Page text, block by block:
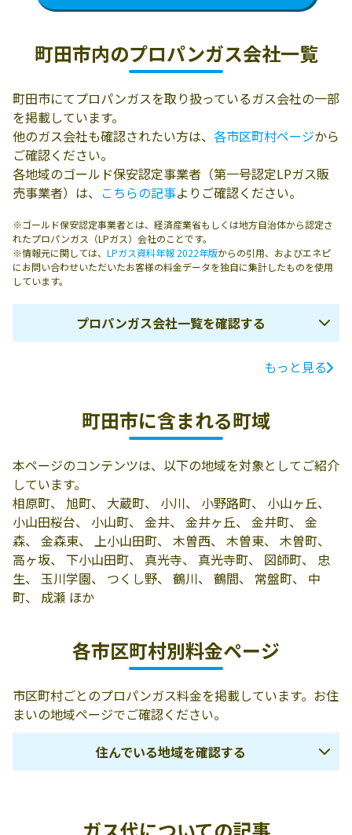
町田市内のプロパンガス会社一覧
町田市にてプロパンガスを取り扱っているガス会社の一部
を掲載しています。
他のガス会社も確認されたい方は、 各市区町村ページから
ご確認ください。
各地域のゴールド保安認定事業者（第一号認定LPガス販
売事業者）は、 こちらの記事よりご確認ください。
※ゴールド保安認定事業者とは、経済産業省もしくは地方自治体から認定さ
れたプロパンガス（LPガス）会社のことです。
※情報元に関しては、 LPガス資料年報 2022年版からの引用、およびエネピ
にお問い合わせいただいたお客様の料金データを独自に集計したものを使用
しています。
プロパンガス会社一覧を確認する
電話番号
森野4丁目14-24
社
金森2丁目12-13
町田ガス株式会
社
194-0035 町田市
忠生4-9-1
042-791-1411
首都圏瓦斯／町
田営業所
194-0022 町田市
森野2-2-43
042-722-6715
株式会社八木商
株式会社田島商
194-0013 町田市
原町田1丁目6-23
042-722-3327
株式会社朝日屋
商店
194-0004 町田市
鶴間220-1
042-795-3111
195-0063 町田市
野津田町1741番
042-753-5217
株式会社ユネッ
194-0045 町田市
0120-338-110
もっと見る
町田市に含まれる町域
本ページのコンテンツは、以下の地域を対象としてご紹介
しています。
相原町、 旭町、 大蔵町、 小川、 小野路町、 小山ヶ丘、
小山田桜台、 小山町、 金井、 金井ヶ丘、 金井町、 金
森、 金森東、 上小山田町、 木曽西、 木曽東、 木曽町、
高ヶ坂、 下小山田町、 真光寺、 真光寺町、 図師町、 忠
生、 玉川学園、 つくし野、 鶴川、 鶴間、 常盤町、 中
町、 成瀬 ほか
各市区町村別料金ページ
市区町村ごとのプロパンガス料金を掲載しています。お住
まいの地域ページでご確認ください。
住んでいる地域を確認する
文京区 渋谷区